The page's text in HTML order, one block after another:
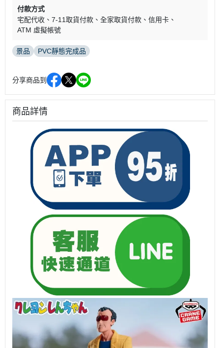
付款方式
宅配代收
7-11取貨付款 全家取貨付款
信用卡
ATM 虛擬帳號
景品 PVC靜態完成品
分享商品到
商品詳情